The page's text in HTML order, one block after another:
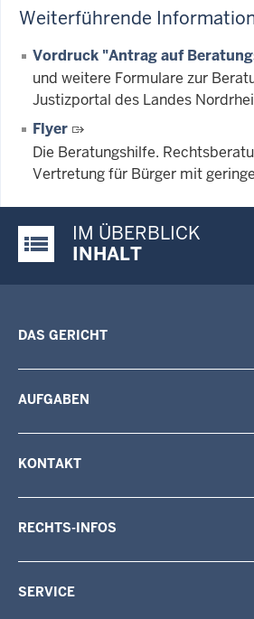
Weiterführende
Vordruck "Antrag auf
und weitere Formulare zur
Justizportal des Landes
Flyer
Die Beratungshilfe.
Vertretung für Bürger mit
Justiz-Portal im Überblick:
IM ÜBERBLICK
INHALT
DAS GERICHT
AUFGABEN
KONTAKT
RECHTS-INFOS
SERVICE